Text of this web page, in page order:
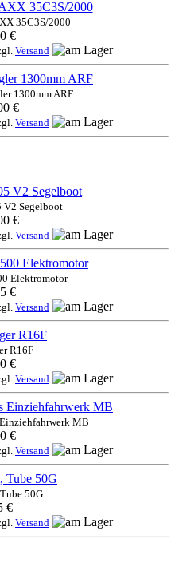
35C3S/2000
€
Versand
1300mm ARF
€
Versand
V2 Segelboot
€
Versand
Elektromotor
€
Versand
R16F
€
Versand
MB
€
Versand
50G
€
Versand